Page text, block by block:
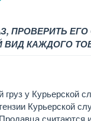
ПРОВЕРИТЬ
КАЖДОГО
груз у Курьерской
Курьерской
считаются